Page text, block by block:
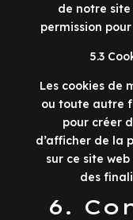
de notre site
permission
5.3
Les cookies de
ou toute autre
pour créer
d’afficher de la
sur ce site
des
6.